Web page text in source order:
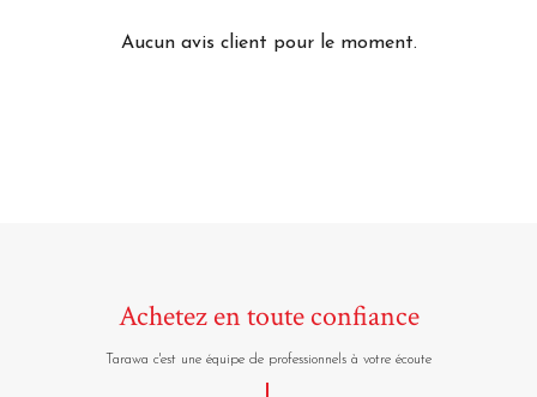
Aucun avis client pour le moment.
Achetez en toute confiance
Tarawa c'est une équipe de professionnels à votre écoute